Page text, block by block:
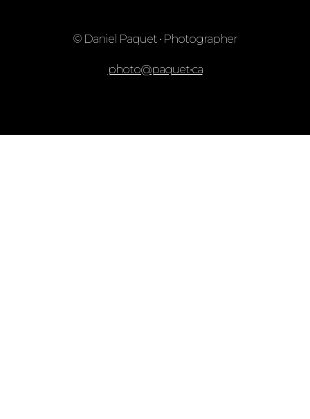
© Daniel Paquet • Photographer
photo@paquet•ca